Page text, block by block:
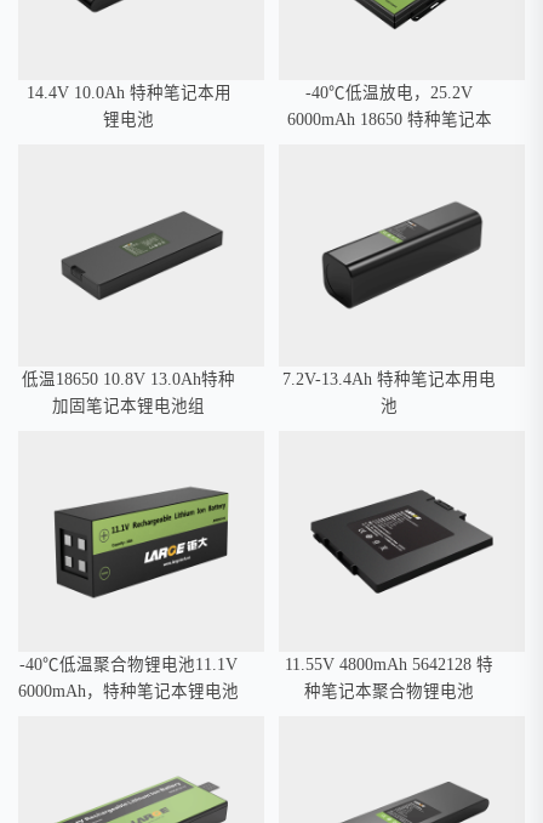
14.4V 10.0Ah 特种笔记本用
锂电池
-40℃低温放电，25.2V
6000mAh 18650 特种笔记本
低温18650 10.8V 13.0Ah特种
加固笔记本锂电池组
7.2V-13.4Ah 特种笔记本用电
池
-40℃低温聚合物锂电池11.1V
6000mAh，特种笔记本锂电池
11.55V 4800mAh 5642128 特
种笔记本聚合物锂电池